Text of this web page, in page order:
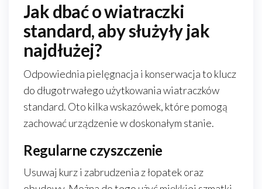
Jak dbać o wiatraczki
standard, aby służyły jak
najdłużej?
Odpowiednia pielęgnacja i konserwacja to klucz
do długotrwałego użytkowania wiatraczków
standard. Oto kilka wskazówek, które pomogą
zachować urządzenie w doskonałym stanie.
Regularne czyszczenie
Usuwaj kurz i zabrudzenia z łopatek oraz